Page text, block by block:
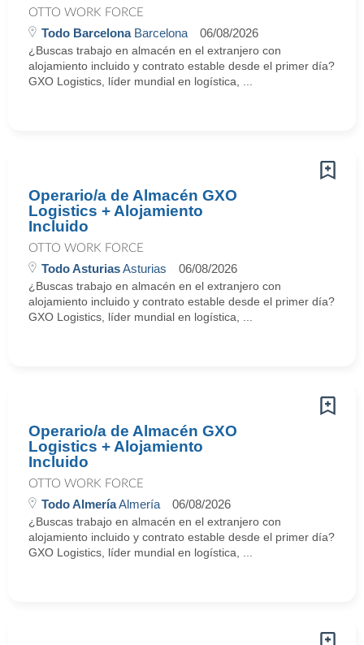
OTTO WORK FORCE
Todo BarcelonaBarcelona 06/08/2026
¿Buscas trabajo en almacén en el extranjero con
alojamiento incluido y contrato estable desde el primer día?
GXO Logistics, líder mundial en logística, ...
Operario/a de Almacén GXO
Logistics + Alojamiento
Incluido
OTTO WORK FORCE
Todo AsturiasAsturias 06/08/2026
¿Buscas trabajo en almacén en el extranjero con
alojamiento incluido y contrato estable desde el primer día?
GXO Logistics, líder mundial en logística, ...
Operario/a de Almacén GXO
Logistics + Alojamiento
Incluido
OTTO WORK FORCE
Todo AlmeríaAlmería 06/08/2026
¿Buscas trabajo en almacén en el extranjero con
alojamiento incluido y contrato estable desde el primer día?
GXO Logistics, líder mundial en logística, ...